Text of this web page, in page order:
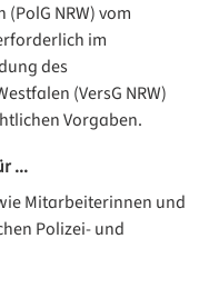
NRW) vom
im
des
(VersG NRW)
Vorgaben.
...
Mitarbeiterinnen und
Polizei- und